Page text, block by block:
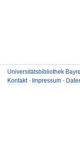
Universitätsbibliothek
Kontakt- Impressum -